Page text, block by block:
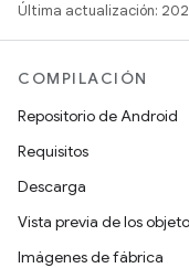
Última actualización:
COMPILACIÓN
Repositorio de Android
Requisitos
Descarga
Vista previa de los
Imágenes de fábrica